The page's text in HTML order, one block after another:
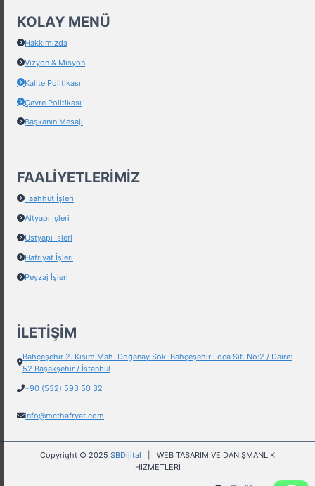
KOLAY MENÜ
Hakkımızda
Vizyon & Misyon
Kalite Politikası
Çevre Politikası
Başkanın Mesajı
FAALIYETLERIMIZ
Taahhüt İşleri
Altyapı İşleri
Üstyapı İşleri
Hafriyat İşleri
Peyzaj İşleri
İLETİŞİM
Bahçeşehir 2. Kısım Mah. Doğanay Sok. Bahçeşehir Loca Sit. No:2 / Daire:
52 Başakşehir / İstanbul
+90 (532) 593 50 32
info@mcthafryat.com
Copyright © 2025 SBDijital | WEB TASARIM VE DANIŞMANLIK
HİZMETLERİ